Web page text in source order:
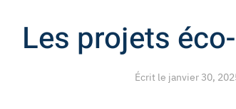
Les projets
Écrit le janvier 30,